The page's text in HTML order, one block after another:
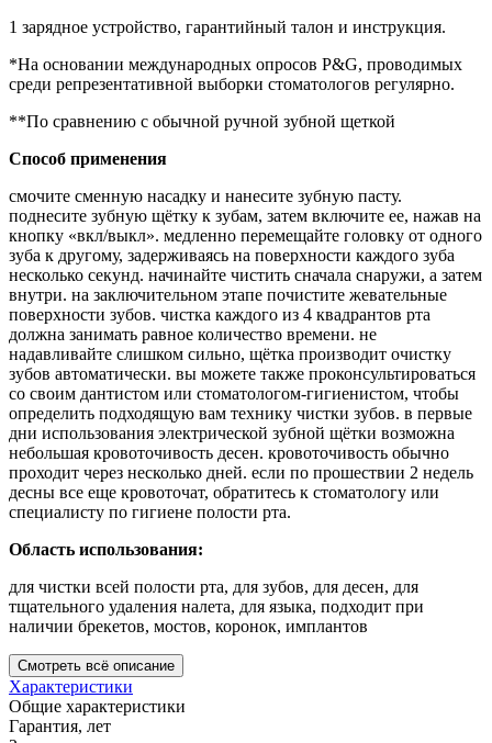
1 зарядное устройство, гарантийный талон и инструкция.
*На основании международных опросов P&G, проводимых
среди репрезентативной выборки стоматологов регулярно.
**По сравнению с обычной ручной зубной щеткой
Способ применения
смочите сменную насадку и нанесите зубную пасту.
поднесите зубную щётку к зубам, затем включите ее, нажав на
кнопку «вкл/выкл». медленно перемещайте головку от одного
зуба к другому, задерживаясь на поверхности каждого зуба
несколько секунд. начинайте чистить сначала снаружи, а затем
внутри. на заключительном этапе почистите жевательные
поверхности зубов. чистка каждого из 4 квадрантов рта
должна занимать равное количество времени. не
надавливайте слишком сильно, щётка производит очистку
зубов автоматически. вы можете также проконсультироваться
со своим дантистом или стоматологом-гигиенистом, чтобы
определить подходящую вам технику чистки зубов. в первые
дни использования электрической зубной щётки возможна
небольшая кровоточивость десен. кровоточивость обычно
проходит через несколько дней. если по прошествии 2 недель
десны все еще кровоточат, обратитесь к стоматологу или
специалисту по гигиене полости рта.
Область использования:
для чистки всей полости рта, для зубов, для десен, для
тщательного удаления налета, для языка, подходит при
наличии брекетов, мостов, коронок, имплантов
Смотреть всё описание
Характеристики
Общие характеристики
Гарантия, лет